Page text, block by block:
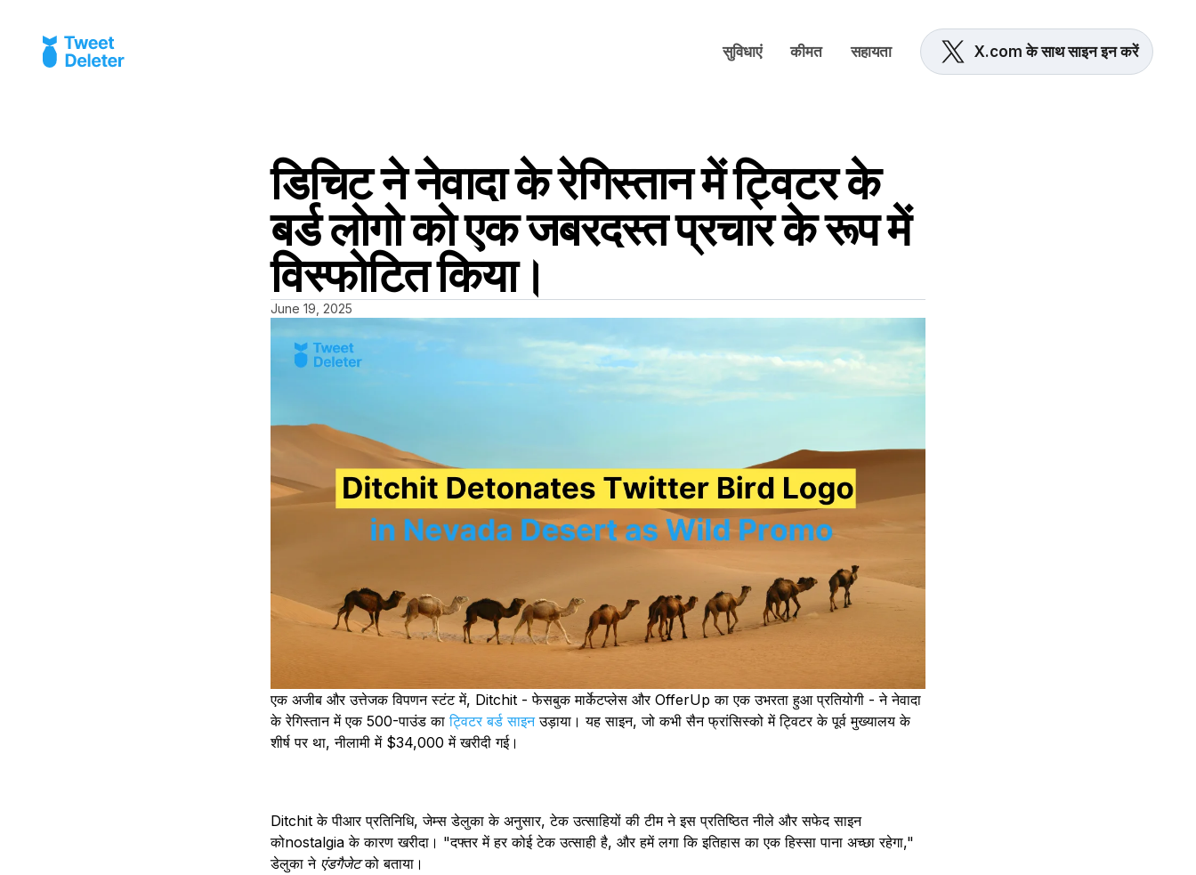
सुविधाएं कीमत सहायता X.com के साथ साइन इन करें
डिचिट ने नेवादा के रेगिस्तान में ट्विटर के
बर्ड लोगो को एक जबरदस्त प्रचार के रूप में
विस्फोटित किया।
June 19, 2025
एक अजीब और उत्तेजक विपणन स्टंट में, Ditchit - फेसबुक मार्केटप्लेस और OfferUp का एक उभरता हुआ प्रतियोगी - ने नेवादा
के रेगिस्तान में एक 500-पाउंड काट्विटर बर्ड साइनउड़ाया। यह साइन, जो कभी सैन फ्रांसिस्को में ट्विटर के पूर्व मुख्यालय के
शीर्ष पर था, नीलामी में $34,000 में खरीदी गई।
Ditchit के पीआर प्रतिनिधि, जेम्स डेलुका के अनुसार, टेक उत्साहियों की टीम ने इस प्रतिष्ठित नीले और सफेद साइन
कोnostalgia के कारण खरीदा। "दफ्तर में हर कोई टेक उत्साही है, और हमें लगा कि इतिहास का एक हिस्सा पाना अच्छा रहेगा,"
डेलुका ने एंडगैजेटको बताया।